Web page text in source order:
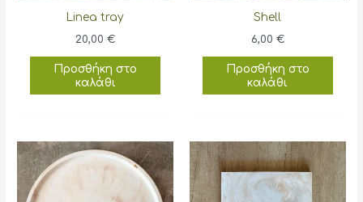
Linea tray
20,00€
Προσθήκη στο
καλάθι
Shell
6,00 €
Προσθήκη στο
καλάθι